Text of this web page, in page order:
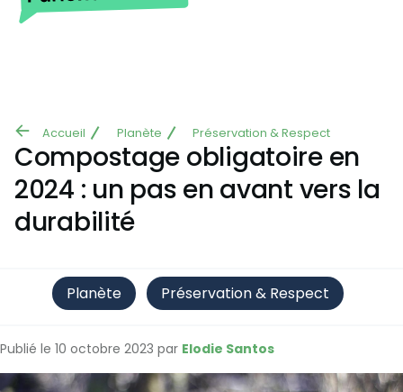
Aller au contenu principal
Fil
d'Ariane
Accueil Planète Préservation & Respect
Compostage obligatoire en
2024 : un pas en avant vers la
durabilité
Planète Préservation & Respect
Publié le 10 octobre 2023 par Elodie Santos